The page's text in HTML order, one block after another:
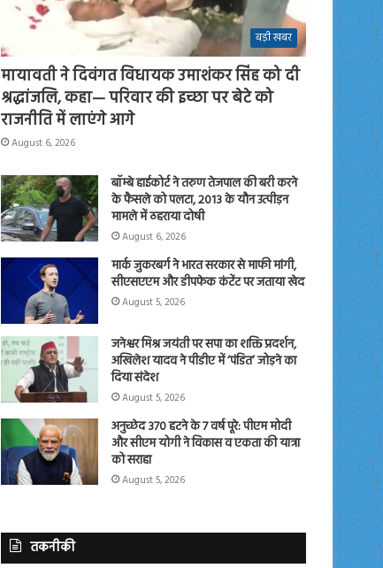
बड़ी खबर
मायावती ने दिवंगत विधायक उमाशंकर सिंह को दी
श्रद्धांजलि, कहा— परिवार की इच्छा पर बेटे को
राजनीति में लाएंगे आगे
August 6, 2026
बॉम्बे हाईकोर्ट ने तरुण तेजपाल की बरी करने
के फैसले को पलटा, 2013 के यौन उत्पीड़न
मामले में ठहराया दोषी
August 6, 2026
मार्क जुकरबर्ग ने भारत सरकार से माफी मांगी,
सीएसएएम और डीपफेक कंटेंट पर जताया खेद
August 5, 2026
जनेश्वर मिश्र जयंती पर सपा का शक्ति प्रदर्शन,
अखिलेश यादव ने पीडीए में ‘पंडित’ जोड़ने का
दिया संदेश
August 5, 2026
अनुच्छेद 370 हटने के 7 वर्ष पूरे: पीएम मोदी
और सीएम योगी ने विकास व एकता की यात्रा
को सराहा
August 5, 2026
तकनीकी